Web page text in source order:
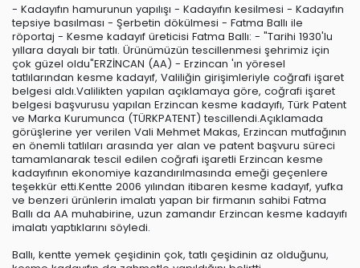
- Kadayıfın hamurunun yapılışı - Kadayıfın kesilmesi - Kadayıfın
tepsiye basılması - Şerbetin dökülmesi - Fatma Ballı ile
röportaj - Kesme kadayıf üreticisi Fatma Ballı: - "Tarihi 1930'lu
yıllara dayalı bir tatlı. Ürünümüzün tescillenmesi şehrimiz için
çok güzel oldu"ERZİNCAN (AA) - Erzincan 'ın yöresel
tatlılarından kesme kadayıf, Valiliğin girişimleriyle coğrafi işaret
belgesi aldı.Valilikten yapılan açıklamaya göre, coğrafi işaret
belgesi başvurusu yapılan Erzincan kesme kadayıfı, Türk Patent
ve Marka Kurumunca (TÜRKPATENT) tescillendi.Açıklamada
görüşlerine yer verilen Vali Mehmet Makas, Erzincan mutfağının
en önemli tatlıları arasında yer alan ve patent başvuru süreci
tamamlanarak tescil edilen coğrafi işaretli Erzincan kesme
kadayıfının ekonomiye kazandırılmasında emeği geçenlere
teşekkür etti.Kentte 2006 yılından itibaren kesme kadayıf, yufka
ve benzeri ürünlerin imalatı yapan bir firmanın sahibi Fatma
Ballı da AA muhabirine, uzun zamandır Erzincan kesme kadayıfı
imalatı yaptıklarını söyledi.
Ballı, kentte yemek çeşidinin çok, tatlı çeşidinin az olduğunu,